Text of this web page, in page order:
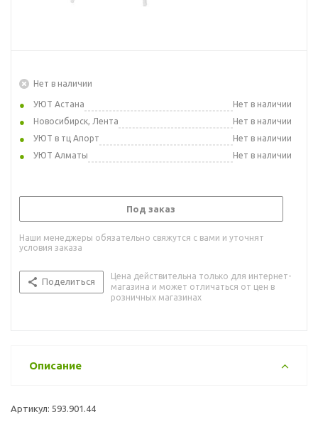
Нет в наличии
УЮТ Астана
Нет в наличии
Новосибирск, Лента
Нет в наличии
УЮТ в тц Апорт
Нет в наличии
УЮТ Алматы
Нет в наличии
Под заказ
Наши менеджеры обязательно свяжутся с вами и уточнят
условия заказа
Поделиться
Цена действительна только для интернет-
магазина и может отличаться от цен в
розничных магазинах
Описание
Артикул: 593.901.44